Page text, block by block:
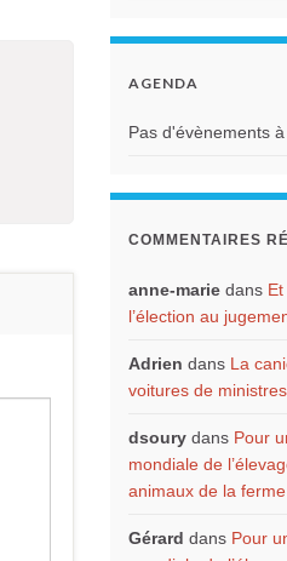
AGENDA
Pas d'évènements
COMMENTAIRES
anne-marie dans
l’élection au
Adrien dans La
voitures de
dsoury dans Pour
mondiale de
animaux de la
Gérard dans Pour